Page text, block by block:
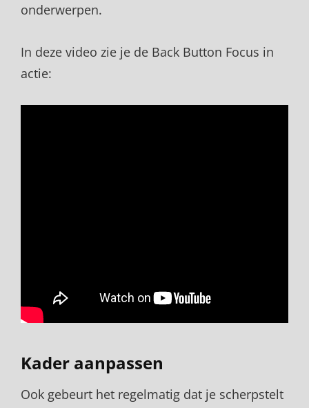
onderwerpen.
In deze video zie je de Back Button Focus in
actie:
Kader aanpassen
Ook gebeurt het regelmatig dat je scherpstelt